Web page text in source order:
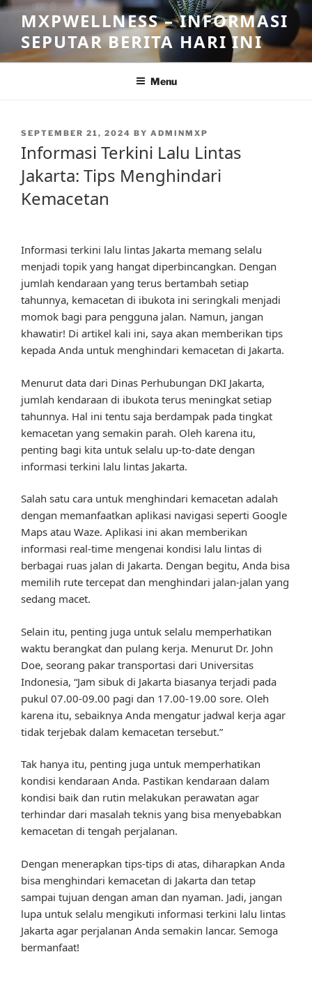
Skip
content
MXPWELLNESS – INFORMASI
SEPUTAR BERITA HARI INI
Menu
POSTED
SEPTEMBER 21, 2024 BY ADMINMXP
Informasi Terkini Lalu Lintas
Jakarta: Tips Menghindari
Kemacetan
Informasi terkini lalu lintas Jakarta memang selalu
menjadi topik yang hangat diperbincangkan. Dengan
jumlah kendaraan yang terus bertambah setiap
tahunnya, kemacetan di ibukota ini seringkali menjadi
momok bagi para pengguna jalan. Namun, jangan
khawatir! Di artikel kali ini, saya akan memberikan tips
kepada Anda untuk menghindari kemacetan di Jakarta.
Menurut data dari Dinas Perhubungan DKI Jakarta,
jumlah kendaraan di ibukota terus meningkat setiap
tahunnya. Hal ini tentu saja berdampak pada tingkat
kemacetan yang semakin parah. Oleh karena itu,
penting bagi kita untuk selalu up-to-date dengan
informasi terkini lalu lintas Jakarta.
Salah satu cara untuk menghindari kemacetan adalah
dengan memanfaatkan aplikasi navigasi seperti Google
Maps atau Waze. Aplikasi ini akan memberikan
informasi real-time mengenai kondisi lalu lintas di
berbagai ruas jalan di Jakarta. Dengan begitu, Anda bisa
memilih rute tercepat dan menghindari jalan-jalan yang
sedang macet.
Selain itu, penting juga untuk selalu memperhatikan
waktu berangkat dan pulang kerja. Menurut Dr. John
Doe, seorang pakar transportasi dari Universitas
Indonesia, “Jam sibuk di Jakarta biasanya terjadi pada
pukul 07.00-09.00 pagi dan 17.00-19.00 sore. Oleh
karena itu, sebaiknya Anda mengatur jadwal kerja agar
tidak terjebak dalam kemacetan tersebut.”
Tak hanya itu, penting juga untuk memperhatikan
kondisi kendaraan Anda. Pastikan kendaraan dalam
kondisi baik dan rutin melakukan perawatan agar
terhindar dari masalah teknis yang bisa menyebabkan
kemacetan di tengah perjalanan.
Dengan menerapkan tips-tips di atas, diharapkan Anda
bisa menghindari kemacetan di Jakarta dan tetap
sampai tujuan dengan aman dan nyaman. Jadi, jangan
lupa untuk selalu mengikuti informasi terkini lalu lintas
Jakarta agar perjalanan Anda semakin lancar. Semoga
bermanfaat!